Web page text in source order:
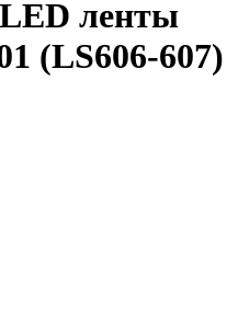
ленты
(LS606-607)